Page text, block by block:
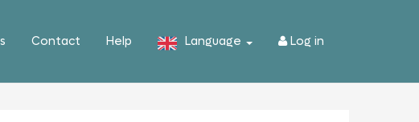
Contact Help Language Log in